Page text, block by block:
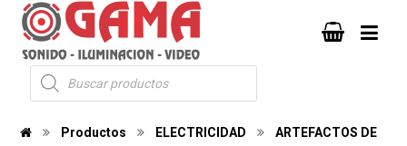
Productos ELECTRICIDAD
ARTEFACTOS DE